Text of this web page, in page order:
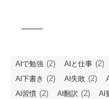
AIで勉強 (2) AIと仕事 (2)
AI下書き (2) AI失敗 (2)
AI習慣 (2) AI翻訳 (2) AI